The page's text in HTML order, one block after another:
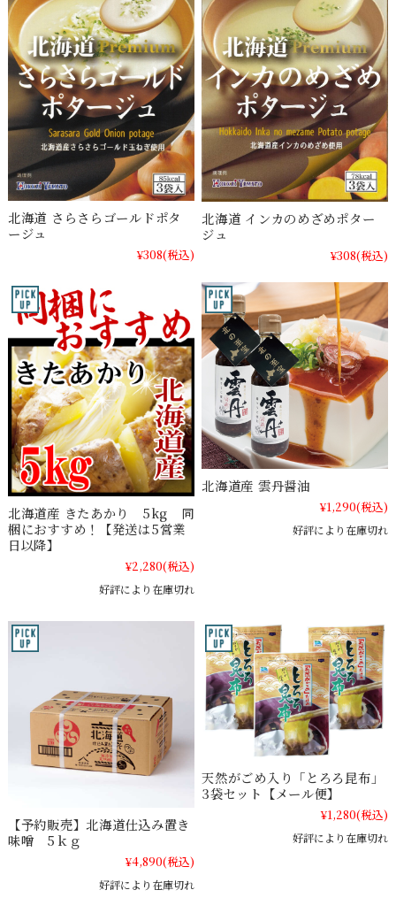
北海道 さらさらゴールドポタ
ージュ
¥308(税込)
北海道 インカのめざめポター
ジュ
¥308(税込)
北海道産 きたあかり 5kg 同
梱におすすめ！【発送は5営業
日以降】
¥2,280(税込)
好評により在庫切れ
北海道産 雲丹醤油
¥1,290(税込)
好評により在庫切れ
【予約販売】北海道仕込み置き
味噌 5ｋｇ
¥4,890(税込)
好評により在庫切れ
天然がごめ入り「とろろ昆布」
3袋セット【メール便】
¥1,280(税込)
好評により在庫切れ